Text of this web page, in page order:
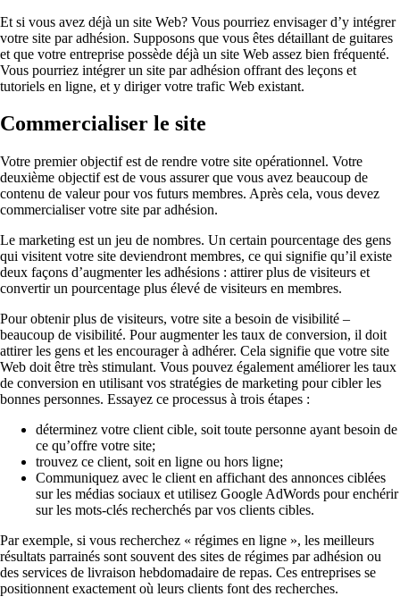
Et si vous avez déjà un site Web? Vous pourriez envisager d’y intégrer
votre site par adhésion. Supposons que vous êtes détaillant de guitares
et que votre entreprise possède déjà un site Web assez bien fréquenté.
Vous pourriez intégrer un site par adhésion offrant des leçons et
tutoriels en ligne, et y diriger votre trafic Web existant.
Commercialiser le site
Votre premier objectif est de rendre votre site opérationnel. Votre
deuxième objectif est de vous assurer que vous avez beaucoup de
contenu de valeur pour vos futurs membres. Après cela, vous devez
commercialiser votre site par adhésion.
Le marketing est un jeu de nombres. Un certain pourcentage des gens
qui visitent votre site deviendront membres, ce qui signifie qu’il existe
deux façons d’augmenter les adhésions : attirer plus de visiteurs et
convertir un pourcentage plus élevé de visiteurs en membres.
Pour obtenir plus de visiteurs, votre site a besoin de visibilité –
beaucoup de visibilité. Pour augmenter les taux de conversion, il doit
attirer les gens et les encourager à adhérer. Cela signifie que votre site
Web doit être très stimulant. Vous pouvez également améliorer les taux
de conversion en utilisant vos stratégies de marketing pour cibler les
bonnes personnes. Essayez ce processus à trois étapes :
déterminez votre client cible, soit toute personne ayant besoin de
ce qu’offre votre site;
trouvez ce client, soit en ligne ou hors ligne;
Communiquez avec le client en affichant des annonces ciblées
sur les médias sociaux et utilisez Google AdWords pour enchérir
sur les mots-clés recherchés par vos clients cibles.
Par exemple, si vous recherchez « régimes en ligne », les meilleurs
résultats parrainés sont souvent des sites de régimes par adhésion ou
des services de livraison hebdomadaire de repas. Ces entreprises se
positionnent exactement où leurs clients font des recherches.